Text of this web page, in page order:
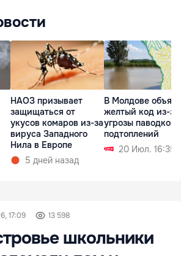
НАОЗ призывает
защищаться от
укусов комаров из-за
вируса Западного
Нила в Европе
5 дней назад
В Молдове
желтый код из-за
угрозы паводков
подтоплений
20 Июл. 16:35
17:09 13 598
школьники